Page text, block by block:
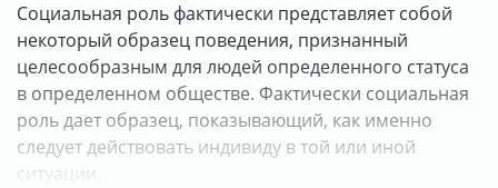
Социальная роль фактически представляет собой
некоторый образец поведения, признанный
целесообразным для людей определенного статуса
в определенном обществе. Фактически социальная
роль дает образец, показывающий, как именно
следует действовать индивиду в той или иной
ситуации.